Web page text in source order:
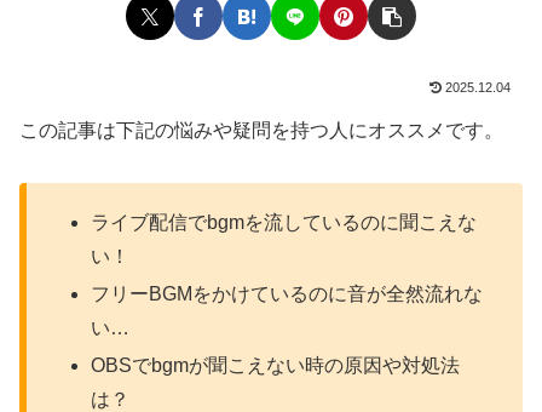
2025.12.04
この記事は下記の悩みや疑問を持つ人にオススメです。
ライブ配信でbgmを流しているのに聞こえな
い！
フリーBGMをかけているのに音が全然流れな
い…
OBSでbgmが聞こえない時の原因や対処法
は？